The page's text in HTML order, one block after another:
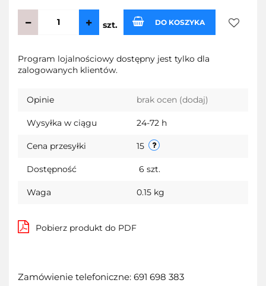
szt. DO KOSZYKA
Program lojalnościowy dostępny jest tylko dla
zalogowanych klientów.
Opinie brak ocen (dodaj)
Wysyłka w ciągu 24-72 h
Cena przesyłki 15
Dostępność 6 szt.
Waga 0.15 kg
Pobierz produkt do PDF
Zamówienie telefoniczne: 691 698 383